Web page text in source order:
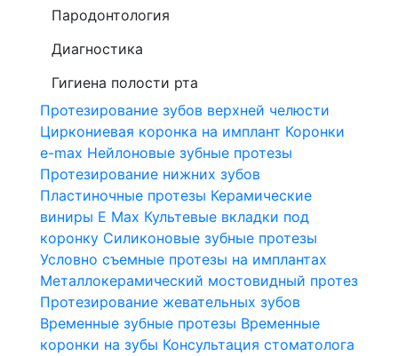
Пародонтология
Диагностика
Гигиена полости рта
Протезирование зубов верхней челюсти
Циркониевая коронка на имплант Коронки
e-max Нейлоновые зубные протезы
Протезирование нижних зубов
Пластиночные протезы Керамические
виниры E Max Культевые вкладки под
коронку Силиконовые зубные протезы
Условно съемные протезы на имплантах
Металлокерамический мостовидный протез
Протезирование жевательных зубов
Временные зубные протезы Временные
коронки на зубы Консультация стоматолога